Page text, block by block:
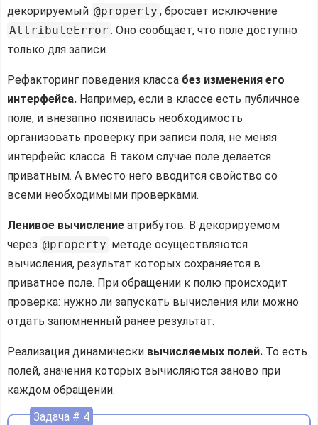
декорируемый @property , бросает исключение
AttributeError . Оно сообщает, что поле доступно
только для записи.
Рефакторинг поведения класса без изменения его
интерфейса. Например, если в классе есть публичное
поле, и внезапно появилась необходимость
организовать проверку при записи поля, не меняя
интерфейс класса. В таком случае поле делается
приватным. А вместо него вводится свойство со
всеми необходимыми проверками.
Ленивое вычисление атрибутов. В декорируемом
через @property методе осуществляются
вычисления, результат которых сохраняется в
приватное поле. При обращении к полю происходит
проверка: нужно ли запускать вычисления или можно
отдать запомненный ранее результат.
Реализация динамически вычисляемых полей. То есть
полей, значения которых вычисляются заново при
каждом обращении.
Задача # 4